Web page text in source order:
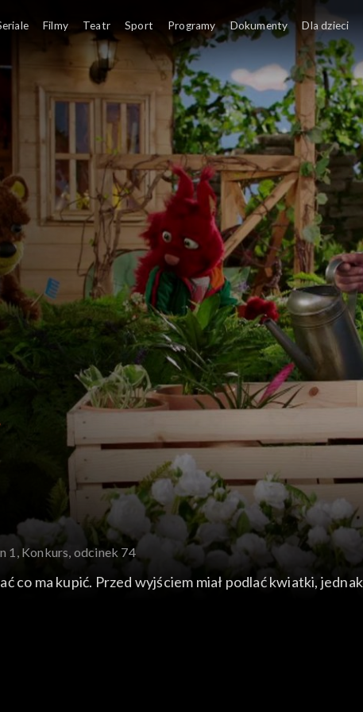
1, Konkurs, odcinek 74
co ma kupić. Przed wyjściem miał podlać kwiatki,
Filmy Teatr Sport Programy Dokumenty Dla dzieci